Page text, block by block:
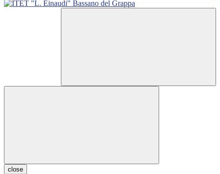
close